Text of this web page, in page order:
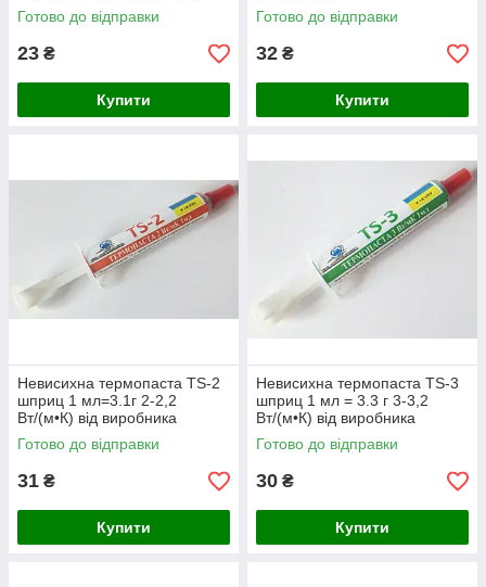
Готово до відправки
23 ₴
Купити
Готово до відправки
32 ₴
Купити
Невисихна термопаста TS-2
шприц 1 мл=3.1г 2-2,2
Вт/(м•К) від виробника
Готово до відправки
31 ₴
Купити
Невисихна термопаста TS-3
шприц 1 мл = 3.3 г 3-3,2
Вт/(м•К) від виробника
Готово до відправки
30 ₴
Купити